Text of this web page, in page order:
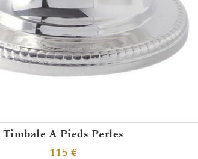
Timbale A Pieds Perles
115 €